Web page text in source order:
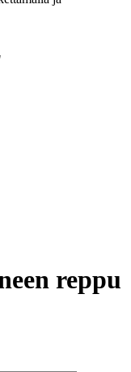
reppu